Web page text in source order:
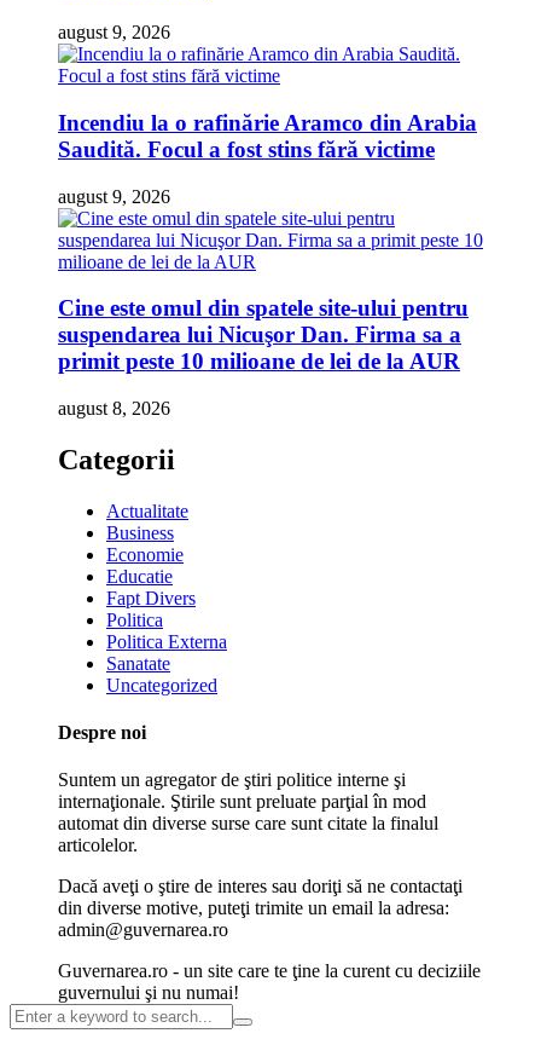
august 9, 2026
Incendiu la o rafinărie Aramco din Arabia
Saudită. Focul a fost stins fără victime
august 9, 2026
Cine este omul din spatele site-ului pentru
suspendarea lui Nicuşor Dan. Firma sa a
primit peste 10 milioane de lei de la AUR
august 8, 2026
Categorii
Actualitate
Business
Economie
Educatie
Fapt Divers
Politica
Politica Externa
Sanatate
Uncategorized
Despre noi
Suntem un agregator de ştiri politice interne şi
internaţionale. Ştirile sunt preluate parţial în mod
automat din diverse surse care sunt citate la finalul
articolelor.
Dacă aveţi o ştire de interes sau doriţi să ne contactaţi
din diverse motive, puteţi trimite un email la adresa:
admin@guvernarea.ro
Guvernarea.ro - un site care te ţine la curent cu deciziile
guvernului şi nu numai!